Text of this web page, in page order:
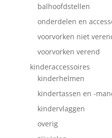
balhoofdstellen
onderdelen en
voorvorken niet
voorvorken verend
kinderaccessoires
kinderhelmen
kindertassen en -
kindervlaggen
overig